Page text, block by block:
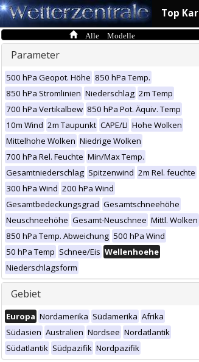
Top
Alle Modelle
Parameter
500 hPa Geopot. Höhe 850 hPa Temp.
850 hPa Stromlinien Niederschlag 2m Temp
700 hPa Vertikalbew 850 hPa Pot. Äquiv. Temp
10m Wind 2m Taupunkt CAPE/LI Hohe Wolken
Mittelhohe Wolken Niedrige Wolken
700 hPa Rel. Feuchte Min/Max Temp.
Gesamtniederschlag Spitzenwind 2m Rel. feuchte
300 hPa Wind 200 hPa Wind
Gesamtbedeckungsgrad Gesamtschneehöhe
Neuschneehöhe Gesamt-Neuschnee Mittl. Wolken
850 hPa Temp. Abweichung 500 hPa Wind
50 hPa Temp Schnee/Eis Wellenhoehe
Niederschlagsform
Gebiet
Europa Nordamerika Südamerika Afrika
Südasien Australien Nordsee Nordatlantik
Südatlantik Südpazifik Nordpazifik